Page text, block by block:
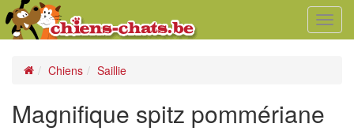
Chiens Saillie
Magnifique spitz pommériane